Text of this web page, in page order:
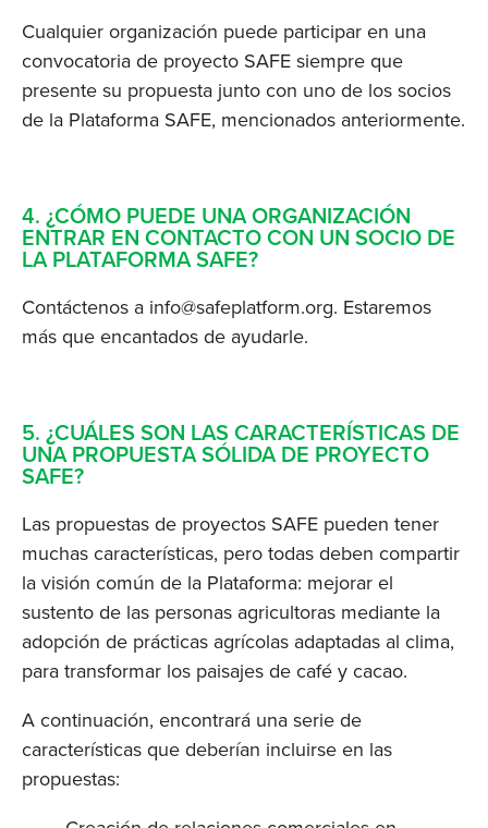
Cualquier organización puede participar en una
convocatoria de proyecto SAFE siempre que
presente su propuesta junto con uno de los socios
de la Plataforma SAFE, mencionados anteriormente.
4. ¿CÓMO PUEDE UNA ORGANIZACIÓN
ENTRAR EN CONTACTO CON UN SOCIO DE
LA PLATAFORMA SAFE?
Contáctenos a info@safeplatform.org. Estaremos
más que encantados de ayudarle.
5. ¿CUÁLES SON LAS CARACTERÍSTICAS DE
UNA PROPUESTA SÓLIDA DE PROYECTO
SAFE?
Las propuestas de proyectos SAFE pueden tener
muchas características, pero todas deben compartir
la visión común de la Plataforma: mejorar el
sustento de las personas agricultoras mediante la
adopción de prácticas agrícolas adaptadas al clima,
para transformar los paisajes de café y cacao.
A continuación, encontrará una serie de
características que deberían incluirse en las
propuestas: